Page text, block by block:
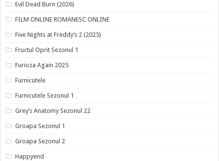
Evil Dead Burn (2026)
FILM ONLINE ROMANESC ONLINE
Five Nights at Freddy’s 2 (2025)
Fructul Oprit Sezonul 1
Furioza Again 2025
Furnicutele
Furnicutele Sezonul 1
Grey’s Anatomy Sezonul 22
Groapa Sezonul 1
Groapa Sezonul 2
Happyend